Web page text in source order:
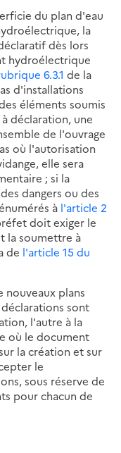
du plan d'eau
la
dès lors
hydroélectrique
6.3.1 de la
d'installations
éléments soumis
déclaration, une
de l'ouvrage
où l'autorisation
elle sera
; si la
dangers ou des
à l'article 2
doit exiger le
la soumettre à
de l'article 15 du
nouveaux plans
sont
l'autre à la
où le document
la création et sur
le
sous réserve de
pour chacun de